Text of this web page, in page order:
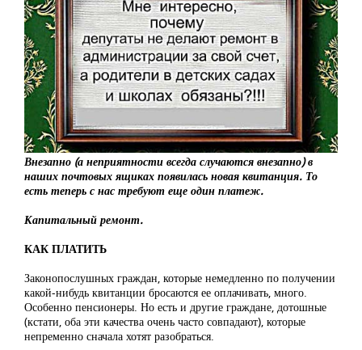
Внезапно (а неприятности всегда случаются внезапно) в
наших почтовых ящиках появилась новая квитанция. То
есть теперь с нас требуют еще один платеж.
Капитальный ремонт.
КАК ПЛАТИТЬ
Законопослушных граждан, которые немедленно по получении
какой-нибудь квитанции бросаются ее оплачивать, много.
Особенно пенсионеры. Но есть и другие граждане, дотошные
(кстати, оба эти качества очень часто совпадают), которые
непременно сначала хотят разобраться.